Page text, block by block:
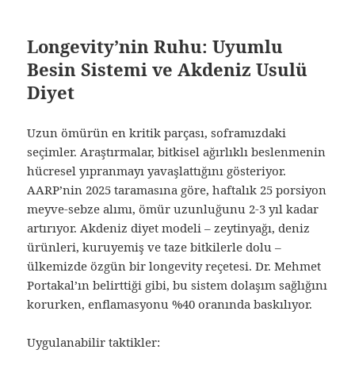
Longevity’nin Ruhu: Uyumlu
Besin Sistemi ve Akdeniz Usulü
Diyet
Uzun ömürün en kritik parçası, soframızdaki
seçimler. Araştırmalar, bitkisel ağırlıklı beslenmenin
hücresel yıpranmayı yavaşlattığını gösteriyor.
AARP’nin 2025 taramasına göre, haftalık 25 porsiyon
meyve-sebze alımı, ömür uzunluğunu 2-3 yıl kadar
artırıyor. Akdeniz diyet modeli – zeytinyağı, deniz
ürünleri, kuruyemiş ve taze bitkilerle dolu –
ülkemizde özgün bir longevity reçetesi. Dr. Mehmet
Portakal’ın belirttiği gibi, bu sistem dolaşım sağlığını
korurken, enflamasyonu %40 oranında baskılıyor.
Uygulanabilir taktikler: